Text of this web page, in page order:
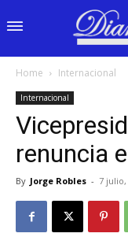
Home Internacional
Internacional
renuncia
By Jorge Robles - 7 julio,